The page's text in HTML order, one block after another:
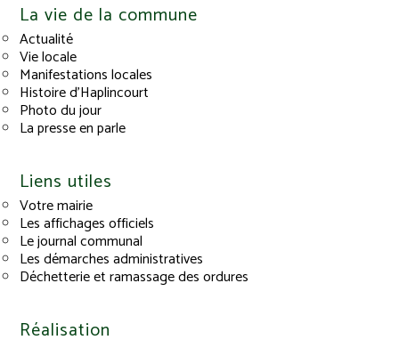
La vie de la commune
Actualité
Vie locale
Manifestations locales
Histoire d’Haplincourt
Photo du jour
La presse en parle
Liens utiles
Votre mairie
Les affichages officiels
Le journal communal
Les démarches administratives
Déchetterie et ramassage des ordures
Réalisation